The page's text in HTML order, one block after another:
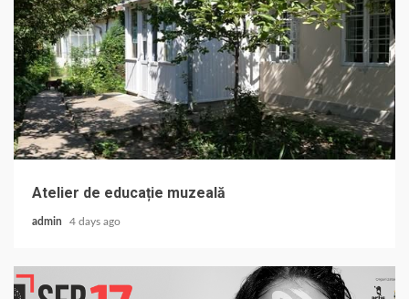
Atelier de educație muzeală
admin 4 days ago